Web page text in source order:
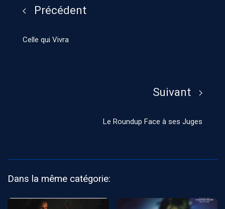
Précédent
Celle qui Vivra
Suivant
Le Roundup Face à ses Juges
Dans la même catégorie: